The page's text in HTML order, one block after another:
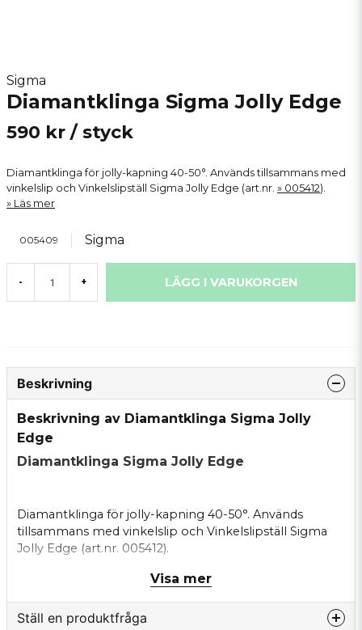
Sigma
Diamantklinga Sigma Jolly Edge
590 kr / styck
Diamantklinga för jolly-kapning 40-50°. Används tillsammans med
vinkelslip och Vinkelslipställ Sigma Jolly Edge (art.nr.
005412).
Läs mer
005409 Sigma
- + LÄGG I VARUKORGEN
Beskrivning
Beskrivning av Diamantklinga Sigma Jolly
Edge
Diamantklinga Sigma Jolly Edge
Diamantklinga för jolly-kapning 40-50°. Används
tillsammans med vinkelslip och Vinkelslipställ Sigma
Jolly Edge (art.nr. 005412).
Diameter 115mm
Visa mer
Ställ en produktfråga